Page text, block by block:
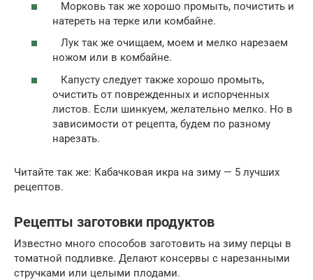
Морковь так же хорошо промыть, почистить и
натереть на терке или комбайне.
Лук так же очищаем, моем и мелко нарезаем
ножом или в комбайне.
Капусту следует также хорошо промыть,
очистить от поврежденных и испорченных
листов. Если шинкуем, желательно мелко. Но в
зависимости от рецепта, будем по разному
нарезать.
Читайте так же: Кабачковая икра на зиму — 5 лучших
рецептов.
Рецепты заготовки продуктов
Известно много способов заготовить на зиму перцы в
томатной подливке. Делают консервы с нарезанными
стручками или целыми плодами.